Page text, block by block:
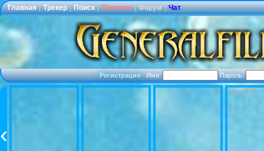
Главная | Трекер | Поиск | Правила | Форум | Чат
Регистрация·Имя: Пароль: